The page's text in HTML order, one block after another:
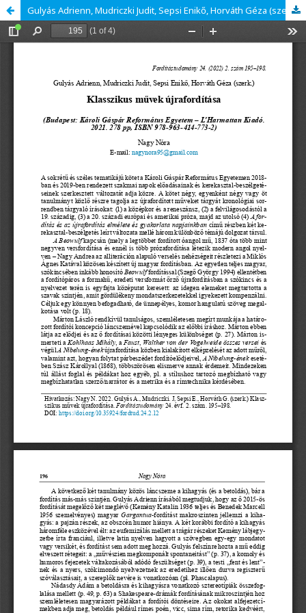
Gulyás Adrienn, Mudriczki Judit, Sepsi Enikő, Horváth Géza (szerk.) Klasszikus művek újrafordítása